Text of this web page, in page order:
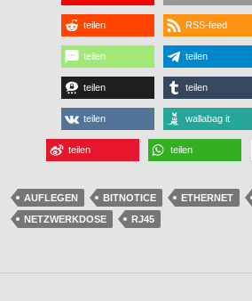
teilen RSS-feed
teilen teilen
teilen teilen
teilen wallabag it
teilen teilen
AUFLEGEN BITNOTICE ETHERNET
NETZWERKDOSE
RJ45